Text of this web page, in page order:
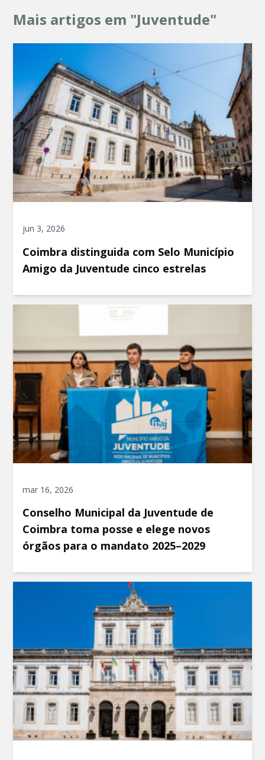
Mais artigos em "Juventude"
jun 3, 2026
Coimbra distinguida com Selo Município
Amigo da Juventude cinco estrelas
mar 16, 2026
Conselho Municipal da Juventude de
Coimbra toma posse e elege novos
órgãos para o mandato 2025–2029